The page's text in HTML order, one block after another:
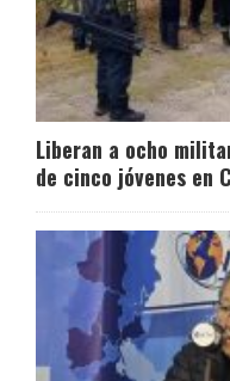
Liberan a ocho
de cinco jóvenes en